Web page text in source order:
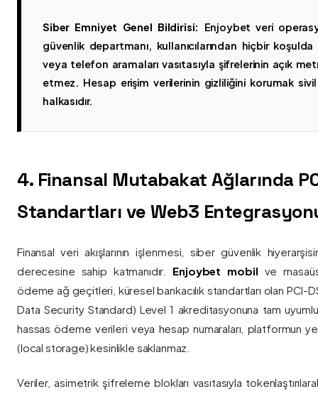
Siber Emniyet Genel Bildirisi:
Enjoybet veri
güvenlik departmanı, kullanıcılarından hiçbir
veya telefon aramaları vasıtasıyla şifrelerinin açık
etmez. Hesap erişim verilerinin gizliliğini korumak
halkasıdır.
4. Finansal Mutabakat Ağlarında
Standartları ve Web3
Finansal veri akışlarının işlenmesi, siber güvenlik
derecesine sahip katmanıdır. Enjoybet mobil ve
ödeme ağ geçitleri, küresel bankacılık standartları olan PCI-
Data Security Standard) Level 1 akreditasyonuna tam
hassas ödeme verileri veya hesap numaraları, platformun
(local storage) kesinlikle saklanmaz.
Veriler, asimetrik şifreleme blokları vasıtasıyla